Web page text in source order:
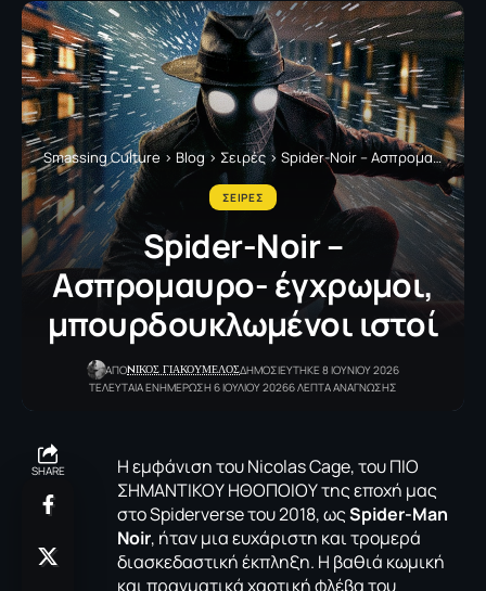
Smassing Culture > Blog> Σειρές> Spider-Noir – Aσπρομαυρο- έγχρωμοι, μπουρδουκλωμένοι ιστοί
ΣΕΙΡΕΣ
Spider-Noir –
Aσπρομαυρο- έγχρωμοι,
μπουρδουκλωμένοι ιστοί
ΑΠΟNΙΚΟΣ ΓΙΑΚΟΥΜΕΛΟΣΔΗΜΟΣΙΕΥΤΗΚΕ 8 ΙΟΥΝΙΟΥ 2026
ΤΕΛΕΥΤΑΙΑ ΕΝΗΜΕΡΩΣΗ 6 ΙΟΥΛΙΟΥ 20266 ΛΕΠΤΑ ΑΝΑΓΝΩΣΗΣ
SHARE Η εμφάνιση τουNicolas Cage,του ΠΙΟ
ΣΗΜΑΝΤΙΚΟΥ ΗΘΟΠΟΙΟΥ της εποχή μας
στοSpiderverseτου 2018, ωςSpider-Man
Noir, ήταν μια ευχάριστη και τρομερά
διασκεδαστική έκπληξη. Η βαθιά κωμική
και πραγματικά χαοτική φλέβα του